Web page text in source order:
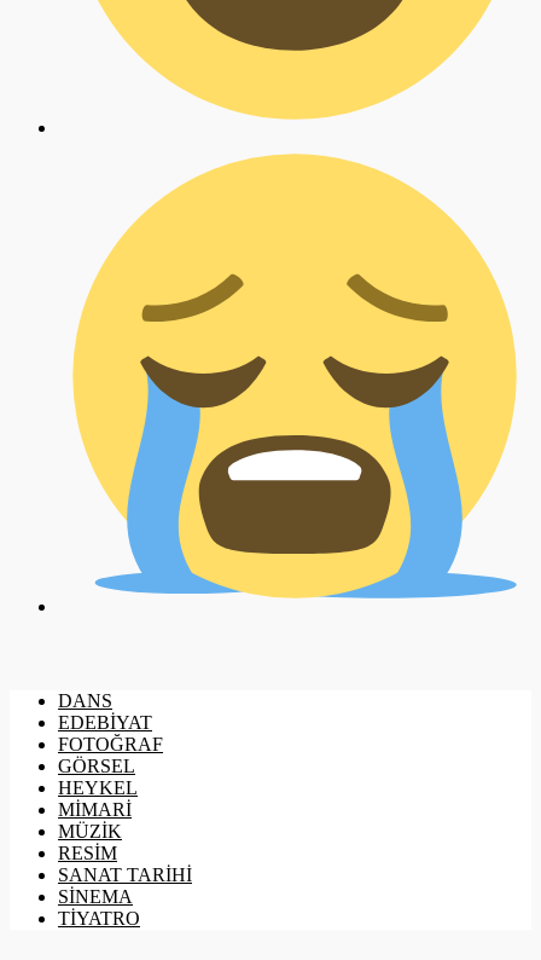
DANS
EDEBİYAT
FOTOĞRAF
GÖRSEL
HEYKEL
MİMARİ
MÜZİK
RESİM
SANAT TARİHİ
SİNEMA
TİYATRO